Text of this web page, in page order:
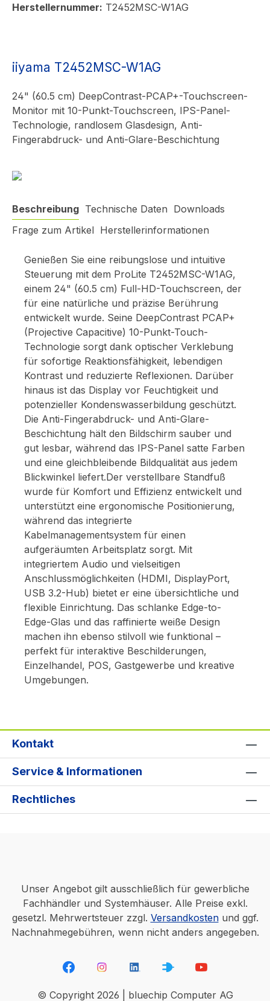
Herstellernummer: T2452MSC-W1AG
iiyama T2452MSC-W1AG
24" (60.5 cm) DeepContrast-PCAP+-Touchscreen-
Monitor mit 10-Punkt-Touchscreen, IPS-Panel-
Technologie, randlosem Glasdesign, Anti-
Fingerabdruck- und Anti-Glare-Beschichtung
Beschreibung Technische Daten Downloads
Frage zum Artikel Herstellerinformationen
Genießen Sie eine reibungslose und intuitive
Steuerung mit dem ProLite T2452MSC-W1AG,
einem 24" (60.5 cm) Full-HD-Touchscreen, der
für eine natürliche und präzise Berührung
entwickelt wurde. Seine DeepContrast PCAP+
(Projective Capacitive) 10-Punkt-Touch-
Technologie sorgt dank optischer Verklebung
für sofortige Reaktionsfähigkeit, lebendigen
Kontrast und reduzierte Reflexionen. Darüber
hinaus ist das Display vor Feuchtigkeit und
potenzieller Kondenswasserbildung geschützt.
Die Anti-Fingerabdruck- und Anti-Glare-
Beschichtung hält den Bildschirm sauber und
gut lesbar, während das IPS-Panel satte Farben
und eine gleichbleibende Bildqualität aus jedem
Blickwinkel liefert.Der verstellbare Standfuß
wurde für Komfort und Effizienz entwickelt und
unterstützt eine ergonomische Positionierung,
während das integrierte
Kabelmanagementsystem für einen
aufgeräumten Arbeitsplatz sorgt. Mit
integriertem Audio und vielseitigen
Anschlussmöglichkeiten (HDMI, DisplayPort,
USB 3.2-Hub) bietet er eine übersichtliche und
flexible Einrichtung. Das schlanke Edge-to-
Edge-Glas und das raffinierte weiße Design
machen ihn ebenso stilvoll wie funktional –
perfekt für interaktive Beschilderungen,
Einzelhandel, POS, Gastgewerbe und kreative
Umgebungen.
Kontakt
Service & Informationen
Rechtliches
Unser Angebot gilt ausschließlich für gewerbliche
Fachhändler und Systemhäuser. Alle Preise exkl.
gesetzl. Mehrwertsteuer zzgl. Versandkostenund ggf.
Nachnahmegebühren, wenn nicht anders angegeben.
© Copyright 2026 | bluechip Computer AG